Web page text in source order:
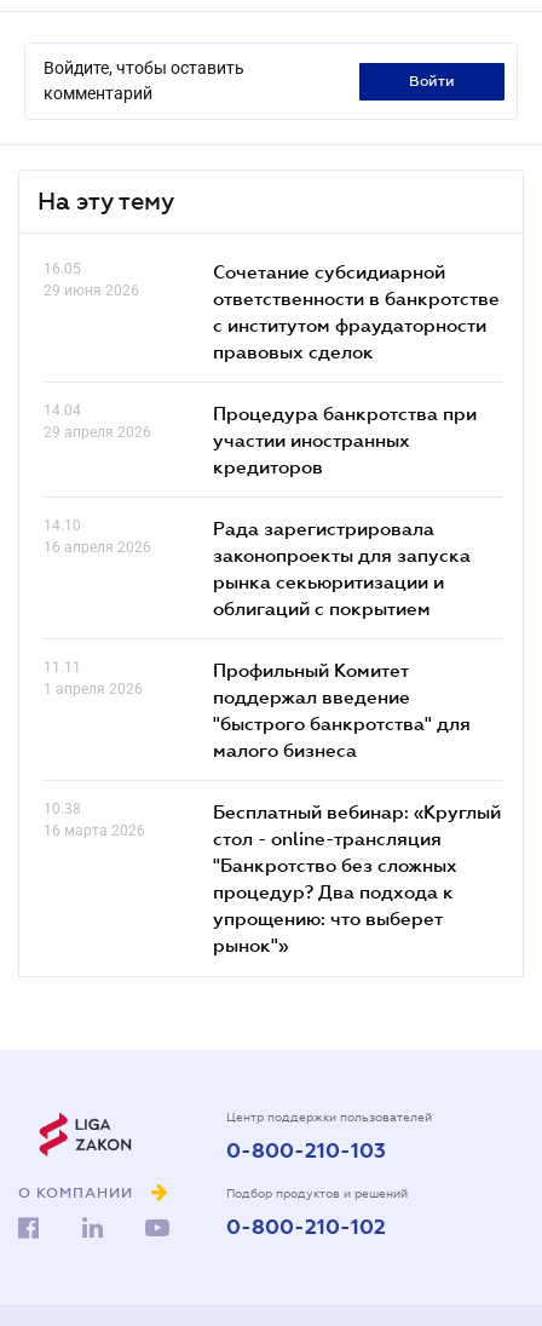
Войдите, чтобы оставить
комментарий
войти
На эту тему
16.05
29 июня 2026
Сочетание субсидиарной
ответственности в банкротстве
с институтом фраудаторности
правовых сделок
14.04
29 апреля 2026
Процедура банкротства при
участии иностранных
кредиторов
14.10
16 апреля 2026
Рада зарегистрировала
законопроекты для запуска
рынка секьюритизации и
облигаций с покрытием
11.11
1 апреля 2026
Профильный Комитет
поддержал введение
"быстрого банкротства" для
малого бизнеса
10.38
16 марта 2026
Бесплатный вебинар: «Круглый
стол - online-трансляция
"Банкротство без сложных
процедур? Два подхода к
упрощению: что выберет
рынок"»
О КОМПАНИИ
Центр поддержки пользователей
0-800-210-103
Подбор продуктов и решений
0-800-210-102